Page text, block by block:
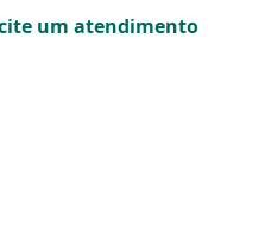
um atendimento